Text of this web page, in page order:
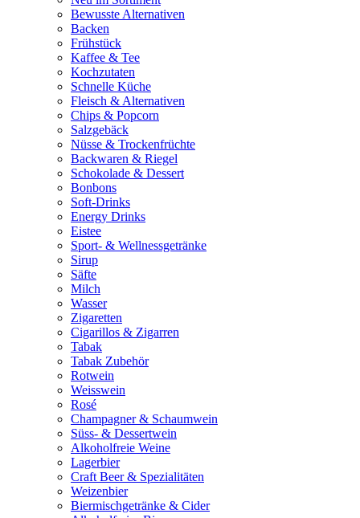
Bewusste Alternativen
Backen
Frühstück
Kaffee & Tee
Kochzutaten
Schnelle Küche
Fleisch & Alternativen
Chips & Popcorn
Salzgebäck
Nüsse & Trockenfrüchte
Backwaren & Riegel
Schokolade & Dessert
Bonbons
Soft-Drinks
Energy Drinks
Eistee
Sport- & Wellnessgetränke
Sirup
Säfte
Milch
Wasser
Zigaretten
Cigarillos & Zigarren
Tabak
Tabak Zubehör
Rotwein
Weisswein
Rosé
Champagner & Schaumwein
Süss- & Dessertwein
Alkoholfreie Weine
Lagerbier
Craft Beer & Spezialitäten
Weizenbier
Biermischgetränke & Cider